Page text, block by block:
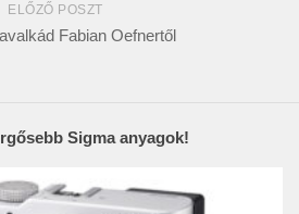
ELŐZŐ POSZT
Fabian Oefnertől
Sigma anyagok!